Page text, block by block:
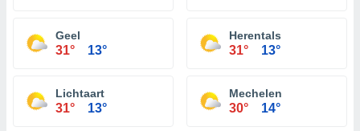
Geel
31° 13°
Herentals
31° 13°
Lichtaart
31° 13°
Mechelen
30° 14°